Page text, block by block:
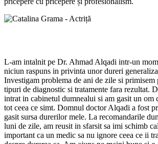
L-am intalnit pe Dr. Ahmad Alqadi intr-un
niciun raspuns in privinta unor dureri
Investigam problema de ani de zile si primisem
tipuri de diagnostic si tratamente fara rezultat.
intrat in cabinetul dumnealui si am gasit un om
tot ceea ce simt. Domnul doctor Alqadi a fost
gasit sursa durerilor mele. La recomandarile
luni de zile, am reusit in sfarsit sa imi schimb
important ca un medic sa nu ignore ceea ce ii